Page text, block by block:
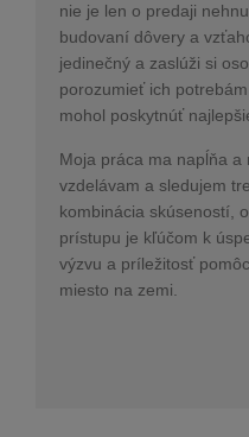
nie je len o predaji
budovaní dôvery a
jedinečný a zaslúži si
porozumieť ich
mohol poskytnúť
Moja práca ma napĺňa a
vzdelávam a sledujem
kombinácia skúseností,
prístupu je kľúčom k
výzvu a príležitosť
miesto na zemi.